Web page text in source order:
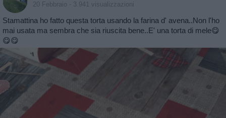
20 Febbraio - 3.941 visualizzazioni
Stamattina ho fatto questa torta usando la farina d' avena..Non l'ho
mai usata ma sembra che sia riuscita bene..E' una torta di mele😋
😋😋